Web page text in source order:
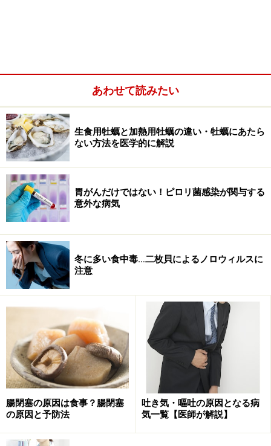
大腸憩室炎とは
大腸憩室の合併症として炎症が起きたものを、「大腸憩
歳では右側大腸の憩室炎が多く、高齢者ではS状結腸に
おける憩室炎が多くなります。
大腸憩室症・大腸憩室炎の原因
大腸憩室症は以前は欧米人に多く、日本人にはあまりみ
られませんでしたが、最近は増加しています。特に都市
部の人に多く、食事の欧米化、とりわけ食物線維の摂取
量の減少と密接な関係にあると考えられています。日本
人の場合、憩室は盲腸や上行結腸など、大腸の右側に多
くできやすく、欧米人では大腸の左側に多いという傾向
がありましたが、食事の欧米化や高齢化に伴い、日本で
あわせて読みたい
生食用牡蠣と加熱用牡蠣の違い・牡蠣にあたら
ない方法を医学的に解説
胃がんだけではない！ピロリ菌感染が関与する
意外な病気
冬に多い食中毒…二枚貝によるノロウィルスに
注意
腸閉塞の原因は食事？腸閉塞
の原因と予防法
吐き気・嘔吐の原因となる病
気一覧【医師が解説】